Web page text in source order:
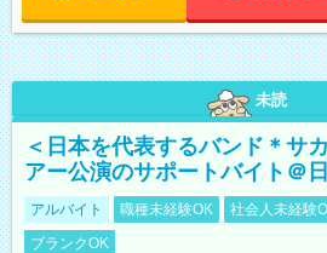
未読
＜日本を代表するバンド＊サ
アー公演のサポートバイト＠
アルバイト 職種未経験OK 社会人未経験
ブランクOK